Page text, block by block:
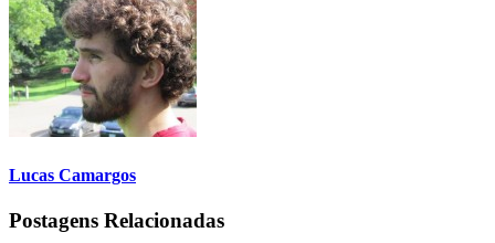
Lucas Camargos
Postagens Relacionadas